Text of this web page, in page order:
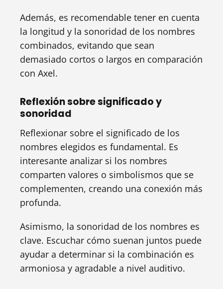
Además, es recomendable tener en cuenta
la longitud y la sonoridad de los nombres
combinados, evitando que sean
demasiado cortos o largos en comparación
con Axel.
Reflexión sobre significado y
sonoridad
Reflexionar sobre el significado de los
nombres elegidos es fundamental. Es
interesante analizar si los nombres
comparten valores o simbolismos que se
complementen, creando una conexión más
profunda.
Asimismo, la sonoridad de los nombres es
clave. Escuchar cómo suenan juntos puede
ayudar a determinar si la combinación es
armoniosa y agradable a nivel auditivo.